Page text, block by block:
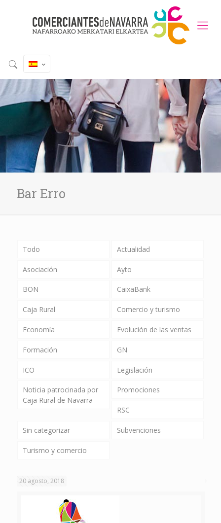
Bar Erro
Todo Actualidad
Asociación Ayto
BON CaixaBank
Caja Rural Comercio y turismo
Economía Evolución de las ventas
Formación GN
ICO Legislación
Noticia patrocinada por
Caja Rural de Navarra
Promociones
RSC
Sin categorizar Subvenciones
Turismo y comercio
20 agosto, 2018